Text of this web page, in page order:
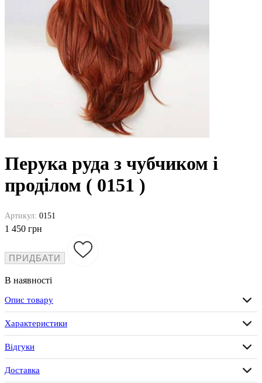
Перука руда з чубчиком і
проділом ( 0151 )
Артикул: 0151
1 450 грн
ПРИДБАТИ
В наявності
Опис товару
Характеристики
Відгуки
Доставка